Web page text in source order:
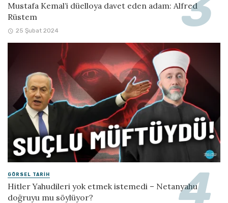
Mustafa Kemal’i düelloya davet eden adam: Alfred
Rüstem
25 Şubat 2024
GÖRSEL TARIH
Hitler Yahudileri yok etmek istemedi – Netanyahu
doğruyu mu söylüyor?